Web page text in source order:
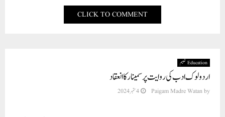
CLICK TO COMMENT
Education تعلیم
اردو لوک ادب کی روایت پر سمینار کا انعقاد
by
Paigam Madre Watan 4 ستمبر 2024